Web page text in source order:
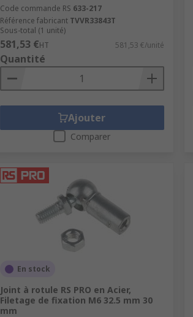
Code commande RS 633-217
Référence fabricant TVVR33843T
Sous-total (1 unité)
581,53 €HT 581,53 €/unité
Quantité
Ajouter
Comparer
En stock
Joint à rotule RS PRO en Acier,
Filetage de fixation M6 32.5 mm 30
mm